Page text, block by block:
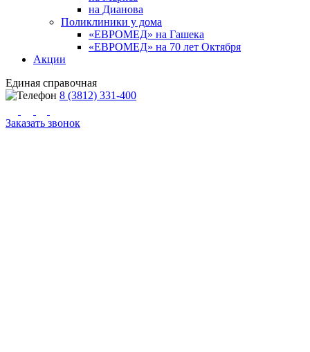
на Дианова
Поликлиники у дома
«ЕВРОМЕД» на Гашека
«ЕВРОМЕД» на 70 лет Октября
Акции
Единая справочная
8 (3812) 331-400
Заказать звонок